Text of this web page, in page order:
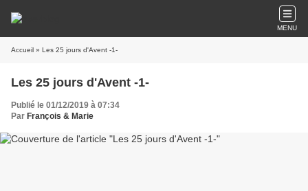
MENU
Accueil » Les 25 jours d'Avent -1-
Les 25 jours d'Avent -1-
Publié le 01/12/2019 à 07:34
Par François & Marie